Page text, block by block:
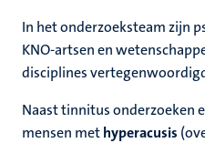
In het onderzoeksteam zijn
KNO-artsen en
disciplines
Naast tinnitus onderzoeken
mensen methyperacusis